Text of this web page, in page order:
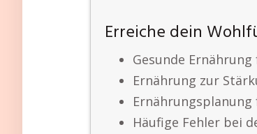
Erreiche dein
Gesunde
Ernährung zur
Häufige Fehler bei